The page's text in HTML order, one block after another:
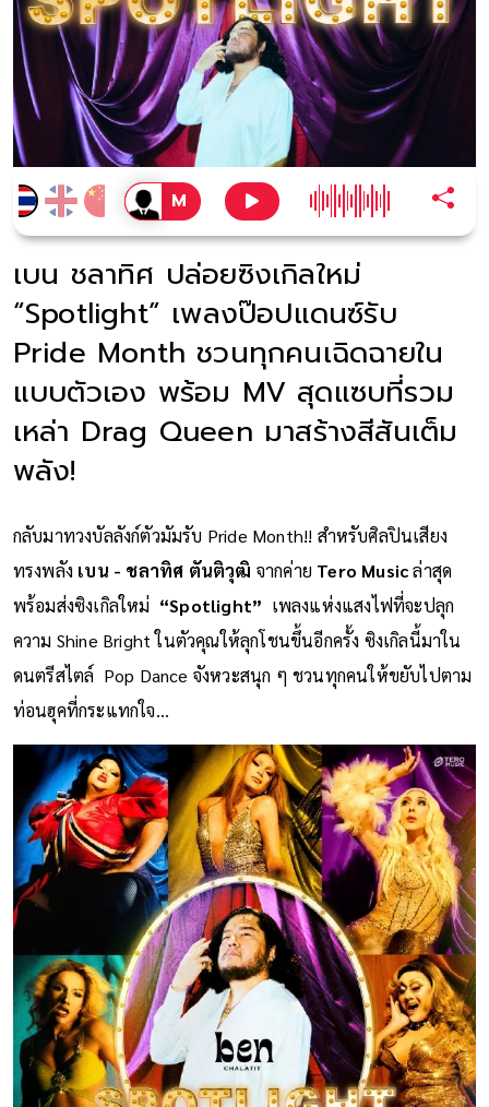
เบน ชลาทิศ ปล่อยซิงเกิลใหม่
“Spotlight” เพลงป๊อปแดนซ์รับ
Pride Month ชวนทุกคนเฉิดฉายใน
แบบตัวเอง พร้อม MV สุดแซบที่รวม
เหล่า Drag Queen มาสร้างสีสันเต็ม
พลัง!
กลับมาทวงบัลลังก์ตัวมัมรับ Pride Month!! สำหรับศิลปินเสียง
ทรงพลัง เบน - ชลาทิศ ตันติวุฒิ จากค่าย Tero Musicล่าสุด
พร้อมส่งซิงเกิลใหม่ “Spotlight” เพลงแห่งแสงไฟที่จะปลุก
ความ Shine Bright ในตัวคุณให้ลุกโชนขึ้นอีกครั้ง ซิงเกิลนี้มาใน
ดนตรีสไตล์ Pop Dance จังหวะสนุก ๆ ชวนทุกคนให้ขยับไปตาม
ท่อนฮุคที่กระแทกใจ...